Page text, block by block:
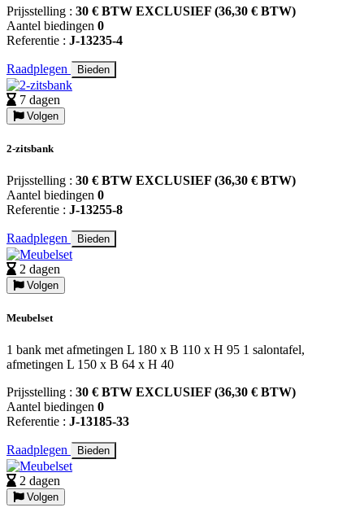
Prijsstelling : 30 € BTW EXCLUSIEF (36,30 € BTW)
Aantel biedingen 0
Referentie : J-13235-4
Raadplegen Bieden
7 dagen
Volgen
2-zitsbank
Prijsstelling : 30 € BTW EXCLUSIEF (36,30 € BTW)
Aantel biedingen 0
Referentie : J-13255-8
Raadplegen Bieden
2 dagen
Volgen
Meubelset
1 bank met afmetingen L 180 x B 110 x H 95 1 salontafel,
afmetingen L 150 x B 64 x H 40
Prijsstelling : 30 € BTW EXCLUSIEF (36,30 € BTW)
Aantel biedingen 0
Referentie : J-13185-33
Raadplegen Bieden
2 dagen
Volgen